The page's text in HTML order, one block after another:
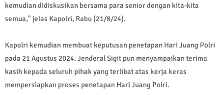
kemudian didiskusikan bersama para senior dengan kita-kita
semua," jelas Kapolri, Rabu (21/8/24).
Kapolri kemudian membuat keputusan penetapan Hari Juang Polri
pada 21 Agustus 2024. Jenderal Sigit pun menyampaikan terima
kasih kepada seluruh pihak yang terlibat atas kerja keras
mempersiapkan proses penetapan Hari Juang Polri.